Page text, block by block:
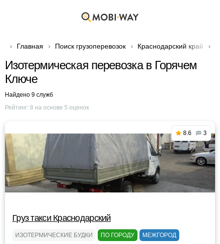
Главная Поиск грузоперевозок Краснодарский край
Изотермическая перевозка в Горячем
Ключе
Найдено 9 служб
Рейтинг: 8 на основе 5 оценок
8.6 3
Груз такси Краснодарский
ИЗОТЕРМИЧЕСКИЕ БУДКИ ПО ГОРОДУ МЕЖГОРОД